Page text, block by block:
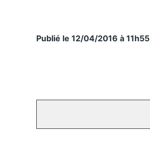
Publié le 12/04/2016 à 11h55